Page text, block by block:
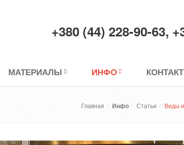
+380 (44) 228-90-63,
МАТЕРИАЛЫ ИНФО
Главная Инфо Статьи Виды